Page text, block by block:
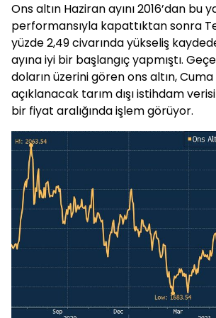
Ons altın Haziran ayını 2016’dan bu
performansıyla kapattıktan sonra
yüzde 2,49 civarında yükseliş
ayına iyi bir başlangıç yapmıştı.
doların üzerini gören ons altın,
açıklanacak tarım dışı istihdam
bir fiyat aralığında işlem görüyor.